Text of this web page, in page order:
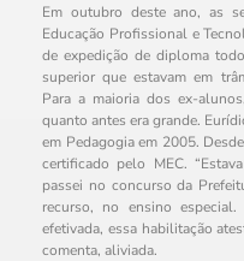
Em outubro deste ano, as
Educação Profissional e
de expedição de diploma
superior que estavam em
Para a maioria dos ex-
quanto antes era grande.
em Pedagogia em 2005.
certificado pelo MEC.
passei no concurso da
recurso, no ensino
efetivada, essa habilitação
comenta, aliviada.